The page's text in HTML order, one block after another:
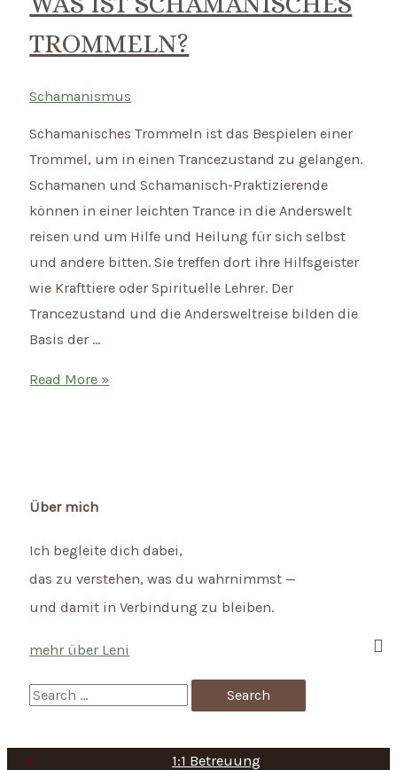
TROMMELN?
Schamanismus
Schamanisches Trommeln ist das Bespielen einer
Trommel, um in einen Trancezustand zu gelangen.
Schamanen und Schamanisch-Praktizierende
können in einer leichten Trance in die Anderswelt
reisen und um Hilfe und Heilung für sich selbst
und andere bitten. Sie treffen dort ihre Hilfsgeister
wie Krafttiere oder Spirituelle Lehrer. Der
Trancezustand und die Andersweltreise bilden die
Basis der …
Was
Read More »
Über mich
Ich begleite dich dabei,
das zu verstehen, was du wahrnimmst —
und damit in Verbindung zu bleiben.
mehr über Leni
S
a
1:1 Betreuung